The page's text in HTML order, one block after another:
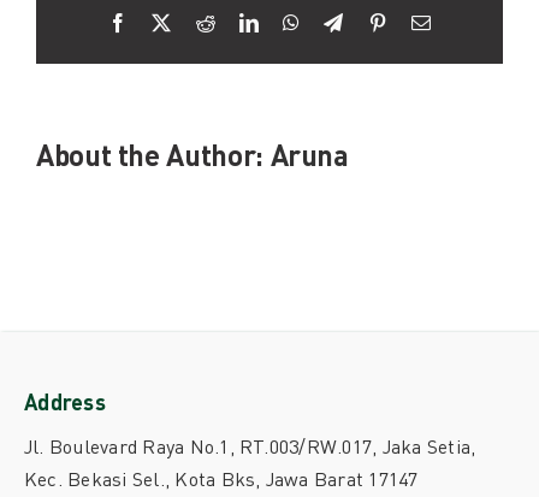
Facebook RedditLinkedInWhatsApp
TelegramPinterestEmail
About the Author: Aruna
Address
Jl. Boulevard Raya No.1, RT.003/RW.017, Jaka Setia,
Kec. Bekasi Sel., Kota Bks, Jawa Barat 17147